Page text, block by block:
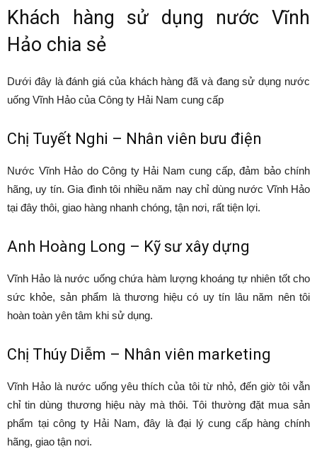
Khách hàng sử dụng nước Vĩnh
Hảo chia sẻ
Dưới đây là đánh giá của khách hàng đã và đang sử dụng nước
uống Vĩnh Hảo của Công ty Hải Nam cung cấp
Chị Tuyết Nghi – Nhân viên bưu điện
Nước Vĩnh Hảo do Công ty Hải Nam cung cấp, đảm bảo chính
hãng, uy tín. Gia đình tôi nhiều năm nay chỉ dùng nước Vĩnh Hảo
tại đây thôi, giao hàng nhanh chóng, tận nơi, rất tiện lợi.
Anh Hoàng Long – Kỹ sư xây dựng
Vĩnh Hảo là nước uống chứa hàm lượng khoáng tự nhiên tốt cho
sức khỏe, sản phẩm là thương hiệu có uy tín lâu năm nên tôi
hoàn toàn yên tâm khi sử dụng.
Chị Thúy Diễm – Nhân viên marketing
Vĩnh Hảo là nước uống yêu thích của tôi từ nhỏ, đến giờ tôi vẫn
chỉ tin dùng thương hiệu này mà thôi. Tôi thường đặt mua sản
phẩm tại công ty Hải Nam, đây là đại lý cung cấp hàng chính
hãng, giao tận nơi.